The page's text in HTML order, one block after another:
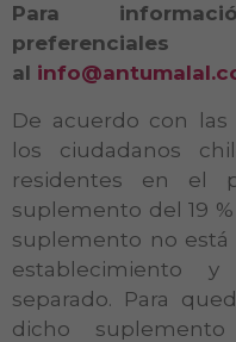
Para
al
De acuerdo con las
los ciudadanos
residentes en el
suplemento del 19
suplemento no está
establecimiento
separado. Para
dicho